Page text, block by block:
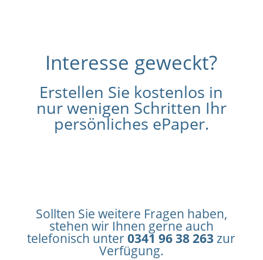
Interesse geweckt?
Erstellen Sie kostenlos in
nur wenigen Schritten Ihr
persönliches ePaper.
Sollten Sie weitere Fragen haben,
stehen wir Ihnen gerne auch
telefonisch unter0341 96 38 263zur
Verfügung.